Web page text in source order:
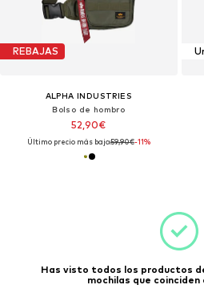
REBAJAS
ALPHA INDUSTRIES
Bolso de hombro
52,90€
Último precio más bajo:59,90€-11%
Has visto todos los productos
mochilas que